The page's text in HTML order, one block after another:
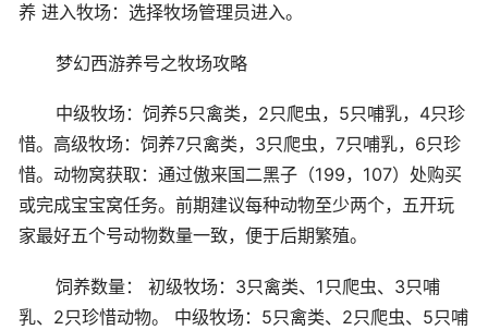
养 进入牧场：选择牧场管理员进入。
梦幻西游养号之牧场攻略
中级牧场：饲养5只禽类，2只爬虫，5只哺乳，4只珍
惜。高级牧场：饲养7只禽类，3只爬虫，7只哺乳，6只珍
惜。动物窝获取：通过傲来国二黑子（199，107）处购买
或完成宝宝窝任务。前期建议每种动物至少两个，五开玩
家最好五个号动物数量一致，便于后期繁殖。
饲养数量： 初级牧场：3只禽类、1只爬虫、3只哺
乳、2只珍惜动物。 中级牧场：5只禽类、2只爬虫、5只哺